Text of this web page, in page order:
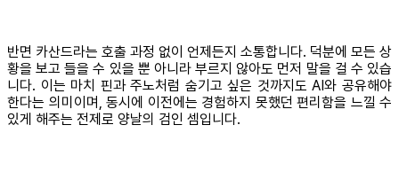
반면 카산드라는 호출 과정 없이 언제든지 소통합니다. 덕분에 모든 상
황을 보고 들을 수 있을 뿐 아니라 부르지 않아도 먼저 말을 걸 수 있습
니다. 이는 마치 핀과 주노처럼 숨기고 싶은 것까지도 AI와 공유해야
한다는 의미이며, 동시에 이전에는 경험하지 못했던 편리함을 느낄 수
있게 해주는 전제로 양날의 검인 셈입니다.